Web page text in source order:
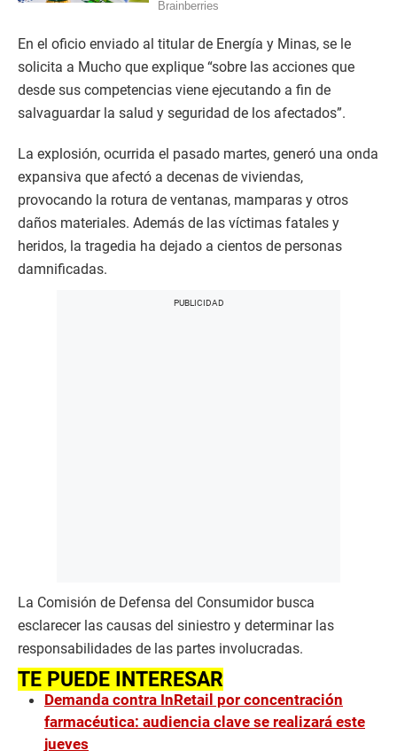
En el oficio enviado al titular de Energía y Minas, se le
solicita a Mucho que explique “sobre las acciones que
desde sus competencias viene ejecutando a fin de
salvaguardar la salud y seguridad de los afectados”.
La explosión, ocurrida el pasado martes, generó una onda
expansiva que afectó a decenas de viviendas,
provocando la rotura de ventanas, mamparas y otros
daños materiales. Además de las víctimas fatales y
heridos, la tragedia ha dejado a cientos de personas
damnificadas.
La Comisión de Defensa del Consumidor busca
esclarecer las causas del siniestro y determinar las
responsabilidades de las partes involucradas.
TE PUEDE INTERESAR
Demanda contra InRetail por concentración
farmacéutica: audiencia clave se realizará este
jueves